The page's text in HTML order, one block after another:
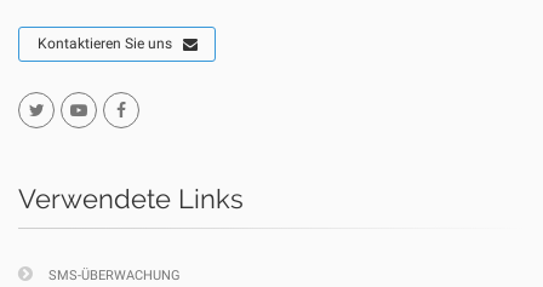
Kontaktieren Sie uns
Verwendete Links
SMS-ÜBERWACHUNG